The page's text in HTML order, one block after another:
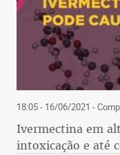
18:05 - 16/06/2021 -
Ivermectina em
intoxicação e até